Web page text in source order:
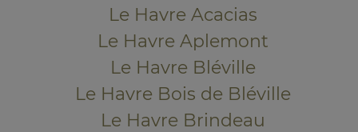
Le Havre Acacias
Le Havre Aplemont
Le Havre Bléville
Le Havre Bois de Bléville
Le Havre Brindeau